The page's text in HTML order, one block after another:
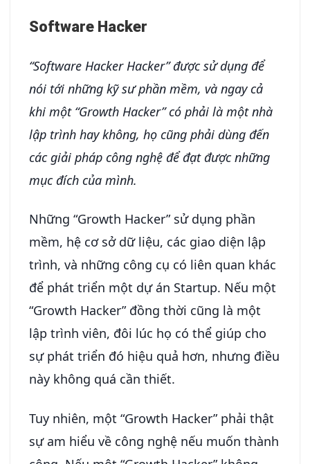
Software Hacker
“Software Hacker Hacker” được sử dụng để
nói tới những kỹ sư phần mềm, và ngay cả
khi một “Growth Hacker” có phải là một nhà
lập trình hay không, họ cũng phải dùng đến
các giải pháp công nghệ để đạt được những
mục đích của mình.
Những “Growth Hacker” sử dụng phần
mềm, hệ cơ sở dữ liệu, các giao diện lập
trình, và những công cụ có liên quan khác
để phát triển một dự án Startup. Nếu một
“Growth Hacker” đồng thời cũng là một
lập trình viên, đôi lúc họ có thể giúp cho
sự phát triển đó hiệu quả hơn, nhưng điều
này không quá cần thiết.
Tuy nhiên, một “Growth Hacker” phải thật
sự am hiểu về công nghệ nếu muốn thành